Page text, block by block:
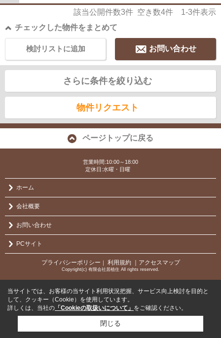
該当公開件数3件 空き数4件 1-3件表示
チェックした物件をまとめて
お問い合わせ
検討リストに追加
さらに条件を絞り込む
物件リクエスト
ページトップに戻る
営業時間:10:00～18:00
定休日:水曜・日曜
ホーム
会社概要
お問い合わせ
PCサイト
プライバシーポリシー ｜ 利用規約 ｜アクセスマップ
Copyright(c) 有限会社居植住 All rights reserved.
当サイトでは、お客様の当サイト利用状況把握、サービス向上検討を目的と
して、クッキー（Cookie）を使用しています。
詳しくは、当社の 「Cookieの取扱いについて」 をご確認ください。
閉じる